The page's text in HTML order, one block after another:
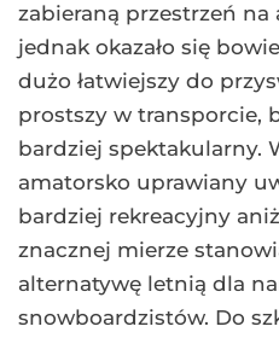
zabieraną przestrzeń na
jednak okazało się
dużo łatwiejszy do
prostszy w transporcie,
bardziej spektakularny.
amatorsko uprawiany
bardziej rekreacyjny
znacznej mierze
alternatywę letnią dla
snowboardzistów. Do